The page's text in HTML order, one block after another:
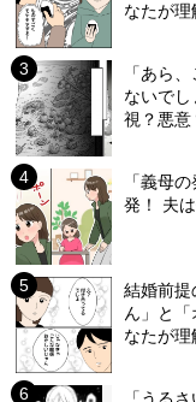
なたが理
「あら
ないで
視？悪意
「義母
発！ 夫
結婚前
ん」と
なたが理